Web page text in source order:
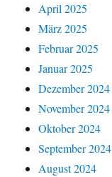
April 2025
März 2025
Februar 2025
Januar 2025
Dezember 2024
November 2024
Oktober 2024
September 2024
August 2024